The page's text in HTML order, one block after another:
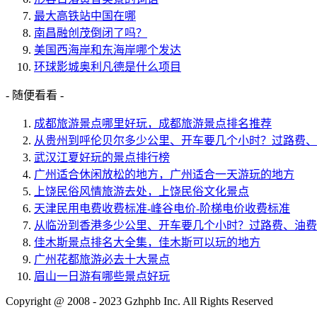
最大高铁站中国在哪
南昌融创茂倒闭了吗？
美国西海岸和东海岸哪个发达
环球影城奥利凡德是什么项目
- 随便看看 -
成都旅游景点哪里好玩，成都旅游景点排名推荐
从贵州到呼伦贝尔多少公里、开车要几个小时？过路费
武汉江夏好玩的景点排行榜
广州适合休闲放松的地方，广州适合一天游玩的地方
上饶民俗风情旅游去处，上饶民俗文化景点
天津民用电费收费标准-峰谷电价-阶梯电价收费标准
从临汾到香港多少公里、开车要几个小时？过路费、油
佳木斯景点排名大全集，佳木斯可以玩的地方
广州花都旅游必去十大景点
眉山一日游有哪些景点好玩
Copyright @ 2008 - 2023 Gzhphb Inc. All Rights Reserved